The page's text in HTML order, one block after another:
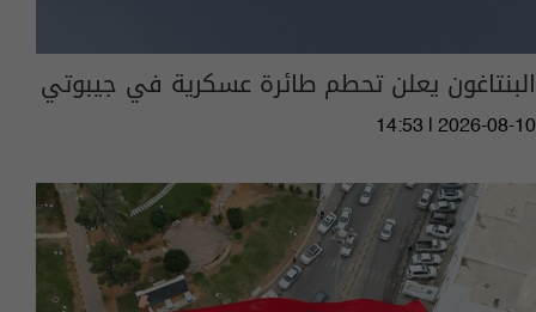
البنتاغون يعلن تحطم طائرة عسكرية في جيبوتي
14:53 | 2026-08-10